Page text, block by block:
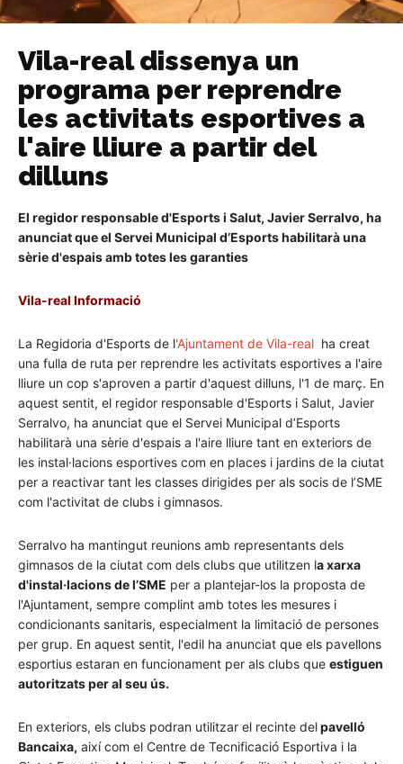
Vila-real dissenya un
programa per reprendre
les activitats esportives a
l'aire lliure a partir del
dilluns
El regidor responsable d'Esports i Salut, Javier Serralvo, ha
anunciat que el Servei Municipal d’Esports habilitarà una
sèrie d'espais amb totes les garanties
Vila-real Informació
La Regidoria d'Esports de l'Ajuntament de Vila-real ha creat
una fulla de ruta per reprendre les activitats esportives a l'aire
lliure un cop s'aproven a partir d'aquest dilluns, l'1 de març. En
aquest sentit, el regidor responsable d'Esports i Salut, Javier
Serralvo, ha anunciat que el Servei Municipal d’Esports
habilitarà una sèrie d'espais a l'aire lliure tant en exteriors de
les instal·lacions esportives com en places i jardins de la ciutat
per a reactivar tant les classes dirigides per als socis de l’SME
com l'activitat de clubs i gimnasos.
Serralvo ha mantingut reunions amb representants dels
gimnasos de la ciutat com dels clubs que utilitzen la xarxa
d'instal·lacions de l’SME per a plantejar-los la proposta de
l'Ajuntament, sempre complint amb totes les mesures i
condicionants sanitaris, especialment la limitació de persones
per grup. En aquest sentit, l'edil ha anunciat que els pavellons
esportius estaran en funcionament per als clubs que estiguen
autoritzats per al seu ús.
En exteriors, els clubs podran utilitzar el recinte delpavelló
Bancaixa, així com el Centre de Tecnificació Esportiva i la